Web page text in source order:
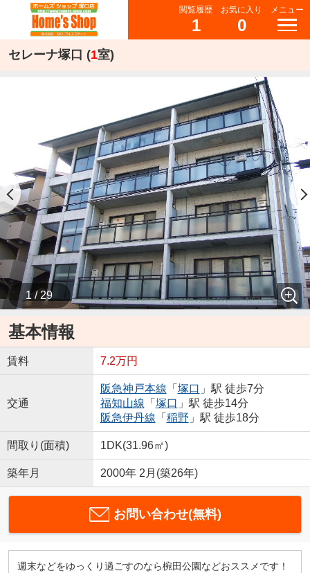
閲覧履歴
1
お気に入り
0
メニュー
セレーナ塚口 (1室)
1 / 29
基本情報
賃料 7.2万円
交通
阪急神戸本線 「 塚口 」駅 徒歩7分
福知山線 「 塚口 」駅 徒歩14分
阪急伊丹線 「 稲野 」駅 徒歩18分
間取り(面積) 1DK(31.96㎡)
築年月 2000年 2月(築26年)
お問い合わせ(無料)
週末などをゆっくり過ごすのなら椀田公園などおススメです！